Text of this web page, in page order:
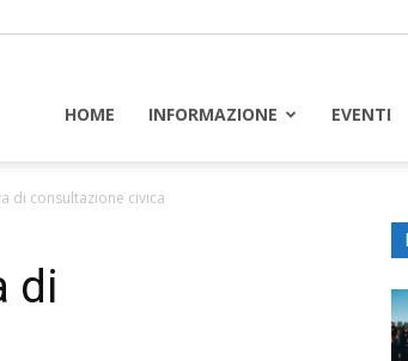
HOME INFORMAZIONE EVENTI
di consultazione civica
di